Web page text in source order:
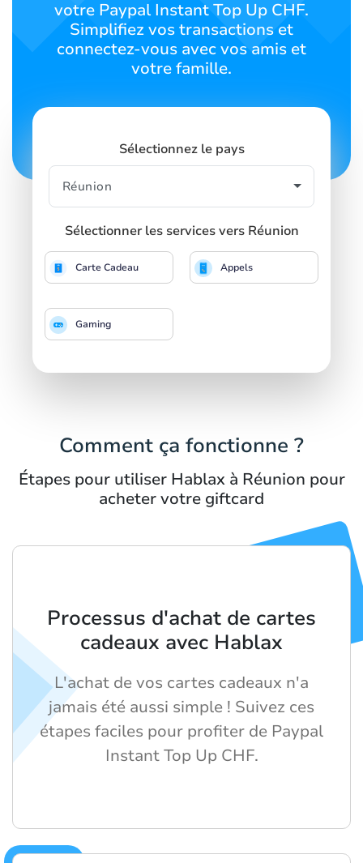
votre Paypal Instant Top Up CHF.
Simplifiez vos transactions et
connectez-vous avec vos amis et
votre famille.
Sélectionnez le pays
Sélectionner les services vers Réunion
Carte Cadeau Appels
Gaming
Comment ça fonctionne ?
Étapes pour utiliser Hablax à Réunion pour
acheter votre giftcard
Processus d'achat de cartes
cadeaux avec Hablax
L'achat de vos cartes cadeaux n'a
jamais été aussi simple ! Suivez ces
étapes faciles pour profiter de Paypal
Instant Top Up CHF.